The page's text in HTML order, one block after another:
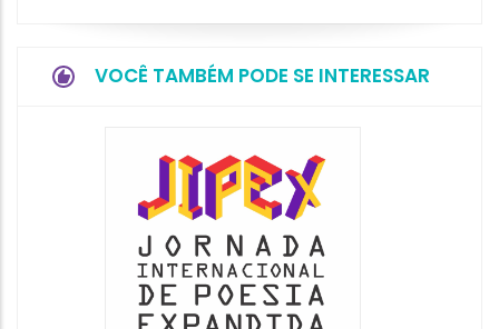
VOCÊ TAMBÉM PODE SE INTERESSAR